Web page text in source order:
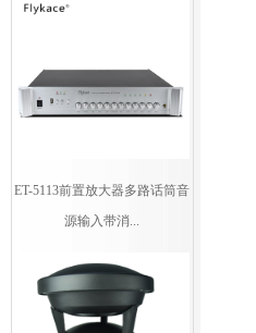
ET-5113前置放大器多路话筒音
源输入带消...